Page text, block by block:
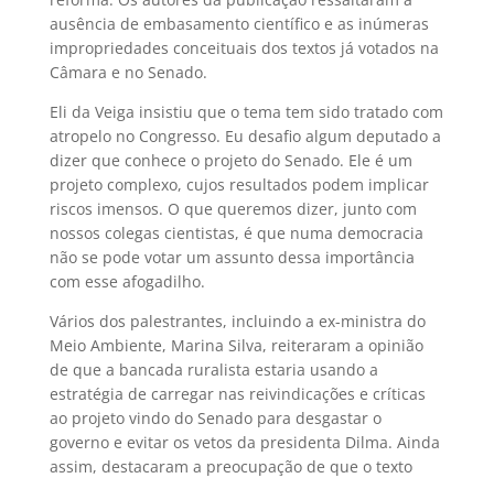
ausência de embasamento científico e as inúmeras
impropriedades conceituais dos textos já votados na
Câmara e no Senado.
Eli da Veiga insistiu que o tema tem sido tratado com
atropelo no Congresso. Eu desafio algum deputado a
dizer que conhece o projeto do Senado. Ele é um
projeto complexo, cujos resultados podem implicar
riscos imensos. O que queremos dizer, junto com
nossos colegas cientistas, é que numa democracia
não se pode votar um assunto dessa importância
com esse afogadilho.
Vários dos palestrantes, incluindo a ex-ministra do
Meio Ambiente, Marina Silva, reiteraram a opinião
de que a bancada ruralista estaria usando a
estratégia de carregar nas reivindicações e críticas
ao projeto vindo do Senado para desgastar o
governo e evitar os vetos da presidenta Dilma. Ainda
assim, destacaram a preocupação de que o texto